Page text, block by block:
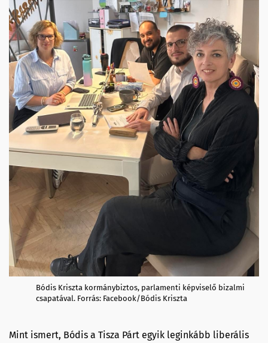
Bódis Kriszta kormánybiztos, parlamenti képviselő bizalmi
csapatával. Forrás: Facebook/Bódis Kriszta
Mint ismert, Bódis a Tisza Párt egyik leginkább liberális